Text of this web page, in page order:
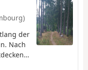
der
Nach